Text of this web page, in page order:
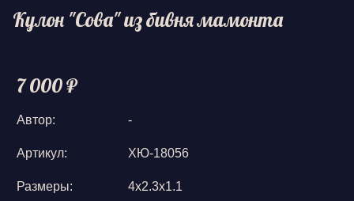
Кулон "Сова" из бивня мамонта
7 000 ₽
Автор: -
Артикул: ХЮ-18056
Размеры: 4х2.3х1.1